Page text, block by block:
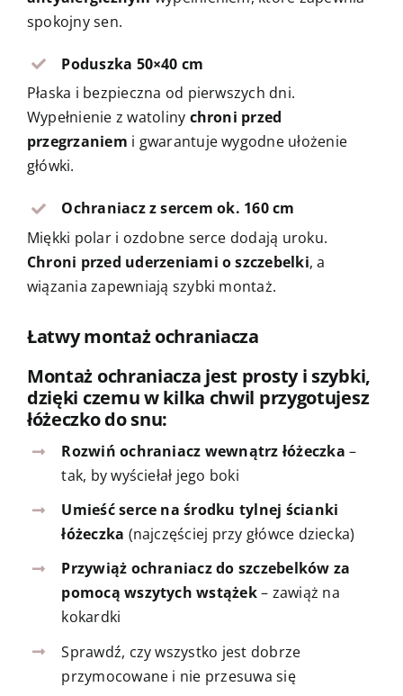
spokojny sen.
Poduszka 50×40 cm
Płaska i bezpieczna od pierwszych dni.
Wypełnienie z watoliny chroni przed
przegrzaniem i gwarantuje wygodne ułożenie
główki.
Ochraniacz z sercem ok. 160 cm
Miękki polar i ozdobne serce dodają uroku.
Chroni przed uderzeniami o szczebelki, a
wiązania zapewniają szybki montaż.
Łatwy montaż ochraniacza
Montaż ochraniacza jest prosty i szybki,
dzięki czemu w kilka chwil przygotujesz
łóżeczko do snu:
Rozwiń ochraniacz wewnątrz łóżeczka –
tak, by wyściełał jego boki
Umieść serce na środku tylnej ścianki
łóżeczka (najczęściej przy główce dziecka)
Przywiąż ochraniacz do szczebelków za
pomocą wszytych wstążek– zawiąż na
kokardki
Sprawdź, czy wszystko jest dobrze
przymocowane i nie przesuwa się